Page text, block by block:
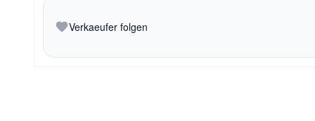
Verkaeufer folgen